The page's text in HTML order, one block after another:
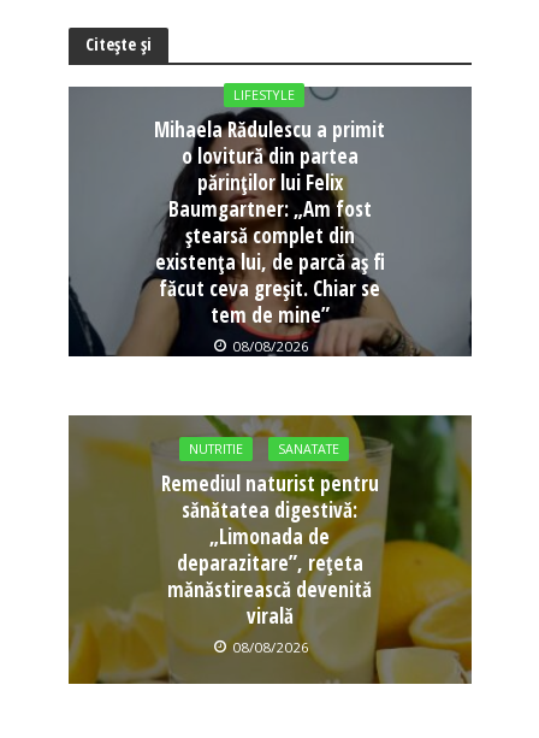
Citește și
LIFESTYLE
Mihaela Rădulescu a primit
o lovitură din partea
părinților lui Felix
Baumgartner: „Am fost
ștearsă complet din
existența lui, de parcă aș fi
făcut ceva greșit. Chiar se
tem de mine”
08/08/2026
NUTRITIE SANATATE
Remediul naturist pentru
sănătatea digestivă:
„Limonada de
deparazitare”, rețeta
mănăstirească devenită
virală
08/08/2026